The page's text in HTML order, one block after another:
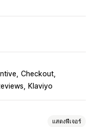
Checkout
Klaviyo
แสดงฟีเจอร์